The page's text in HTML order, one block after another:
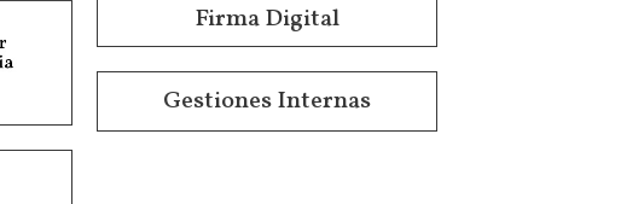
Firma Digital
Gestiones Internas